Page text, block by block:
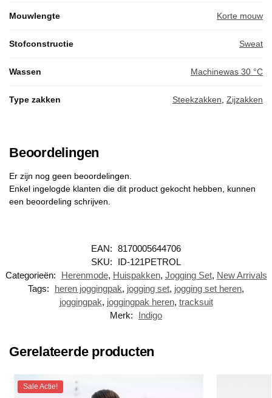
Mouwlengte Korte mouw
Stofconstructie Sweat
Wassen Machinewas 30 °C
Type zakken Steekzakken Zijzakken
Beoordelingen
Er zijn nog geen beoordelingen.
Enkel ingelogde klanten die dit product gekocht hebben, kunnen
een beoordeling schrijven.
EAN: 8170005644706
SKU:
ID-121PETROL
Categorieën:
Herenmode, Huispakken, Jogging Set, New Arrivals
Tags:
heren joggingpak, jogging set, jogging set heren,
joggingpak, joggingpak heren, tracksuit
Merk:
Indigo
Gerelateerde producten
Sale Actie!